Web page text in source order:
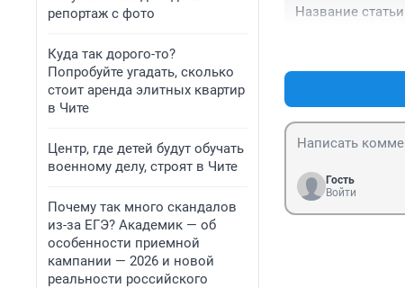
репортаж с фото
Куда так дорого-то?
Попробуйте угадать, сколько
стоит аренда элитных квартир
в Чите
Центр, где детей будут обучать
военному делу, строят в Чите
Почему так много скандалов
из-за ЕГЭ? Академик — об
особенности приемной
кампании — 2026 и новой
реальности российского
Название
Гость
Войти